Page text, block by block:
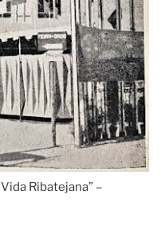
Ribatejana” –